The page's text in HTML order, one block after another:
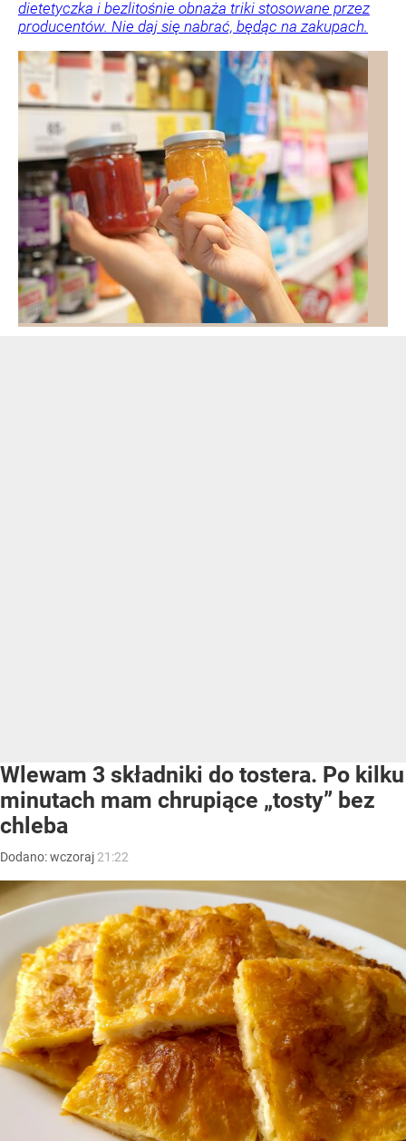
dietetyczka i bezlitośnie obnaża triki stosowane przez
producentów. Nie daj się nabrać, będąc na zakupach.
Wlewam 3 składniki do tostera. Po kilku
minutach mam chrupiące „tosty” bez
chleba
Dodano:wczoraj 21:22